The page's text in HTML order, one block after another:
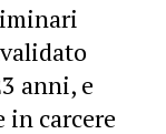
anni, e
in carcere